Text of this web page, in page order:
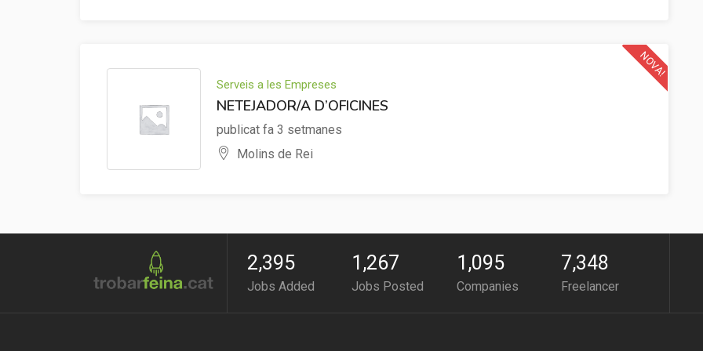
Serveis a les Empreses
NETEJADOR/A D’OFICINES
publicat fa 3 setmanes
Molins de Rei
NOVA!
2,395
Jobs Added
1,267
Jobs Posted
1,095
Companies
7,348
Freelancer